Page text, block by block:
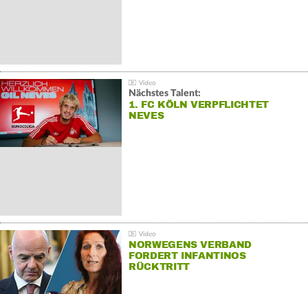
Nächstes Talent:
1. FC KÖLN VERPFLICHTET
NEVES
NORWEGENS VERBAND
FORDERT INFANTINOS
RÜCKTRITT